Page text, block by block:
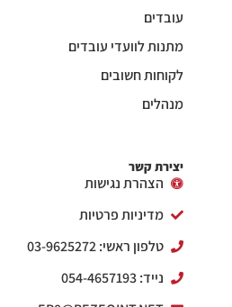
עובדים
מתנות לוועדי עובדים
לקוחות חשובים
מנהלים
יצירת קשר
הצהרת נגישות
מדיניות פרטיות
טלפון ראשי: 03-9625272
נייד: 054-4657193